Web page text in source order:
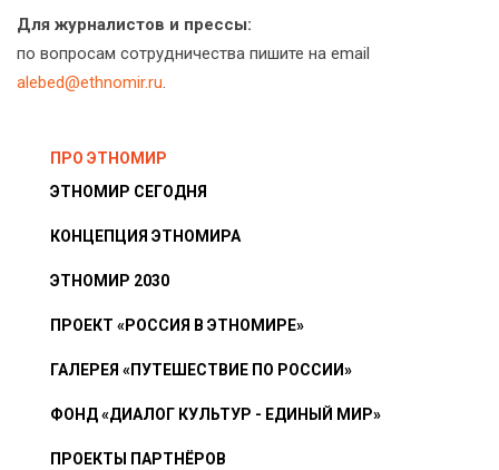
Для журналистов и прессы:
по вопросам сотрудничества пишите на email
alebed@ethnomir.ru.
ПРО ЭТНОМИР
ЭТНОМИР СЕГОДНЯ
КОНЦЕПЦИЯ ЭТНОМИРА
ЭТНОМИР 2030
ПРОЕКТ «РОССИЯ В ЭТНОМИРЕ»
ГАЛЕРЕЯ «ПУТЕШЕСТВИЕ ПО РОССИИ»
ФОНД «ДИАЛОГ КУЛЬТУР - ЕДИНЫЙ МИР»
ПРОЕКТЫ ПАРТНЁРОВ